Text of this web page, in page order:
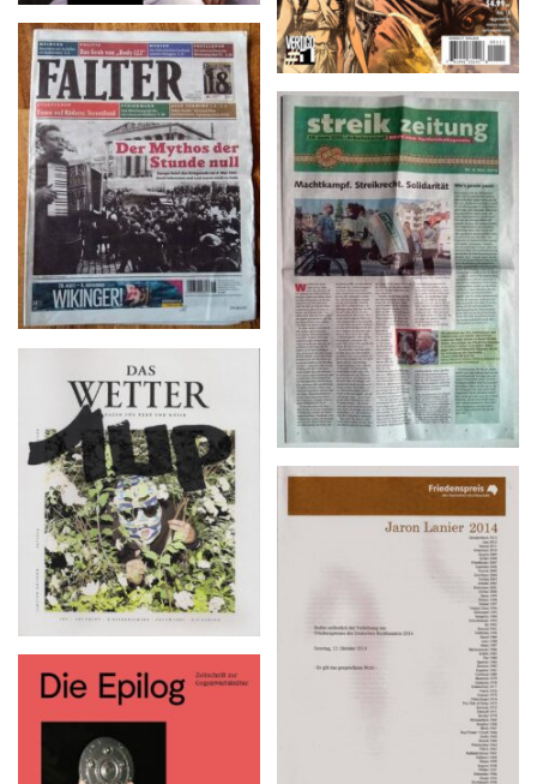
Falter – 18/2015
streik zeitung – Nr. 6 Mai
2015
DAS WETTER – 09/2014
Reden anlässlich des
Deutschen Buchhandels
2014, Sonntag, 12.
Oktober 2014
Die Epilog – Ausgabe 5,
April 2016